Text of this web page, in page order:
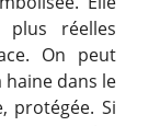
réelles
On peut
dans le
protégée. Si